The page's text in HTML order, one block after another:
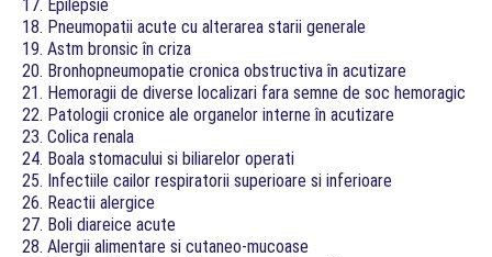
17. Epilepsie
18. Pneumopatii acute cu alterarea starii generale
19. Astm bronsic în criza
20. Bronhopneumopatie cronica obstructiva în acutizare
21. Hemoragii de diverse localizari fara semne de soc hemoragic
22. Patologii cronice ale organelor interne în acutizare
23. Colica renala
24. Boala stomacului si biliarelor operati
25. Infectiile cailor respiratorii superioare si inferioare
26. Reactii alergice
27. Boli diareice acute
28. Alergii alimentare si cutaneo-mucoase